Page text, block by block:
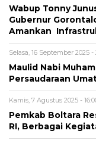
Wabup Tonny
Gubernur
Amankan
Selasa, 16 September 2025 -
Maulid Nabi
Persaudaraan
Kamis, 7 Agustus 2025 -
Pemkab Boltara
RI, Berbagai